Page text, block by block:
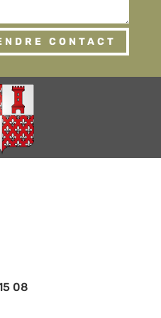
CONTACT
08